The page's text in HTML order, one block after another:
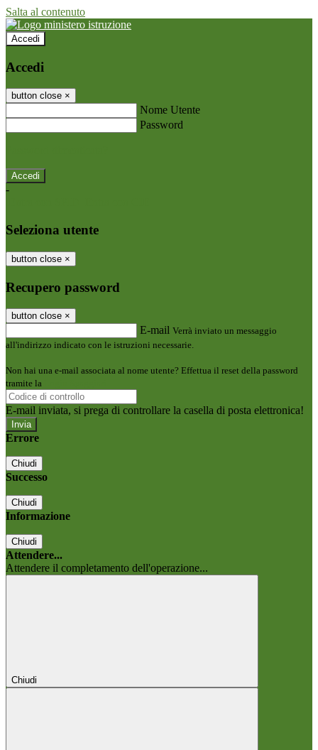
Salta al contenuto
Accedi
Accedi
button close ×
Nome Utente
Password
-
Seleziona utente
button close ×
Recupero password
button close ×
E-mail Verrà inviato un messaggio
all'indirizzo indicato con le istruzioni necessarie.
Non hai una e-mail associata al nome utente? Effettua il reset della password
tramite la
E-mail inviata, si prega di controllare la casella di posta elettronica!
Errore
Chiudi
Successo
Chiudi
Informazione
Chiudi
Attendere...
Attendere il completamento dell'operazione...
Chiudi